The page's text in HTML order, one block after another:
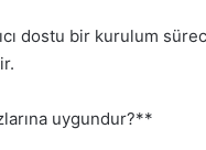
dostu bir kurulum
uygundur?**